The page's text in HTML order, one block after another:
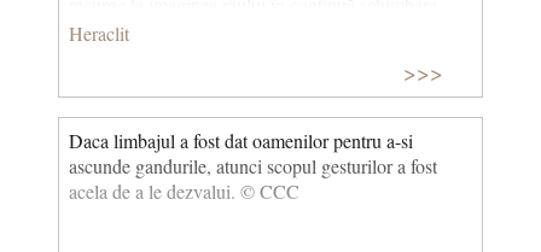
Heraclit
>>>
Daca limbajul a fost dat oamenilor pentru a-si
ascunde gandurile, atunci scopul gesturilor a fost
acela de a le dezvalui. © CCC